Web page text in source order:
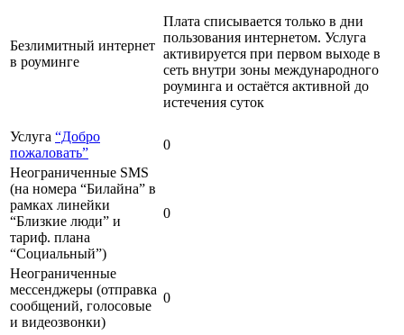
Безлимитный интернет
в роуминге
Плата списывается только в дни
пользования интернетом. Услуга
активируется при первом выходе в
сеть внутри зоны международного
роуминга и остаётся активной до
истечения суток
Услуга “Добро
пожаловать”
0
Неограниченные SMS
(на номера “Билайна” в
рамках линейки
“Близкие люди” и
тариф. плана
“Социальный”)
0
Неограниченные
мессенджеры (отправка
сообщений, голосовые
и видеозвонки)
0